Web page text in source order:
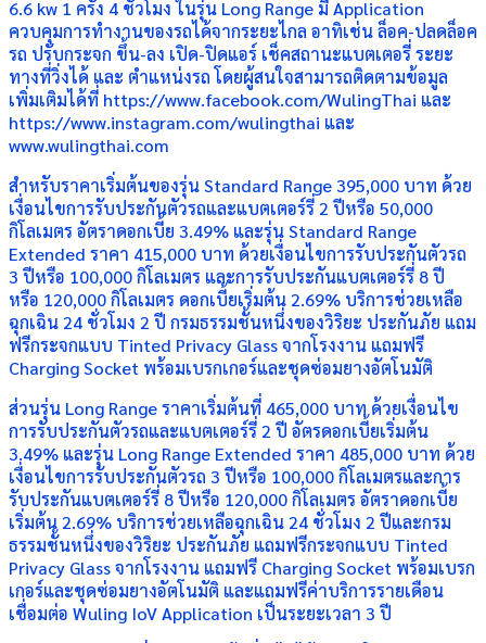
6.6 kw 1 ครั้ง 4 ชั่วโมง ในรุ่น Long Range มี Application
ควบคุมการทำงานของรถได้จากระยะไกล อาทิเช่น ล็อค-ปลดล็อค
รถ ปรับกระจก ขึ้น-ลง เปิด-ปิดแอร์ เช็คสถานะแบตเตอรี่ ระยะ
ทางที่วิ่งได้ และ ตำแหน่งรถ โดยผู้สนใจสามารถติดตามข้อมูล
เพิ่มเติมได้ที่ https://www.facebook.com/WulingThai และ
https://www.instagram.com/wulingthai และ
www.wulingthai.com
สำหรับราคาเริ่มต้นของรุ่น Standard Range 395,000 บาท ด้วย
เงื่อนไขการรับประกันตัวรถและแบตเตอร์รี่ 2 ปีหรือ 50,000
กิโลเมตร อัตราดอกเบี้ย 3.49% และรุ่น Standard Range
Extended ราคา 415,000 บาท ด้วยเงื่อนไขการรับประกันตัวรถ
3 ปีหรือ 100,000 กิโลเมตร และการรับประกันแบตเตอร์รี่ 8 ปี
หรือ 120,000 กิโลเมตร ดอกเบี้ยเริ่มต้น 2.69% บริการช่วยเหลือ
ฉุกเฉิน 24 ชั่วโมง 2 ปี กรมธรรมชั้นหนึ่งของวิริยะ ประกันภัย แถม
ฟรีกระจกแบบ Tinted Privacy Glass จากโรงงาน แถมฟรี
Charging Socket พร้อมเบรกเกอร์และชุดซ่อมยางอัตโนมัติ
ส่วนรุ่น Long Range ราคาเริ่มต้นที่ 465,000 บาท ด้วยเงื่อนไข
การรับประกันตัวรถและแบตเตอร์รี่ 2 ปี อัตรดอกเบี้ยเริ่มต้น
3.49% และรุ่น Long Range Extended ราคา 485,000 บาท ด้วย
เงื่อนไขการรับประกันตัวรถ 3 ปีหรือ 100,000 กิโลเมตรและการ
รับประกันแบตเตอร์รี่ 8 ปีหรือ 120,000 กิโลเมตร อัตราดอกเบี้ย
เริ่มต้น 2.69% บริการช่วยเหลือฉุกเฉิน 24 ชั่วโมง 2 ปีและกรม
ธรรมชั้นหนึ่งของวิริยะ ประกันภัย แถมฟรีกระจกแบบ Tinted
Privacy Glass จากโรงงาน แถมฟรี Charging Socket พร้อมเบรก
เกอร์และชุดซ่อมยางอัตโนมัติ และแถมฟรีค่าบริการรายเดือน
เชื่อมต่อ Wuling IoV Application เป็นระยะเวลา 3 ปี